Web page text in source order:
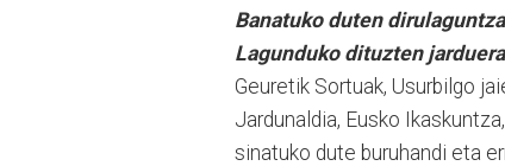
Banatuko duten
Lagunduko dituzten
Geuretik Sortuak, Usurbilgo
Jardunaldia, Eusko
sinatuko dute buruhandi eta